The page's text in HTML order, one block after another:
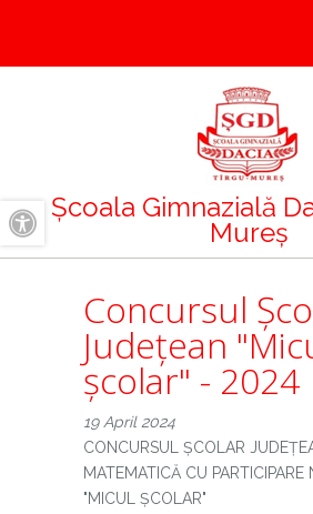
Școala Gimnazială
Mureș
A+
Concursul
Județean
școlar" - 2024
19 April 2024
CONCURSUL ȘCOLAR
MATEMATICĂ CU PARTICIPARE
"MICUL ȘCOLAR"